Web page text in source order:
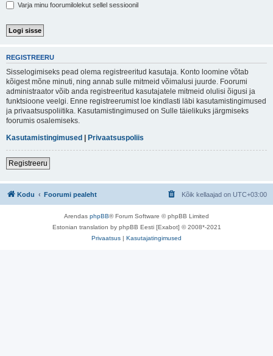
Varja minu foorumilolekut sellel sessioonil
REGISTREERU
Sisselogimiseks pead olema registreeritud kasutaja. Konto loomine võtab
kõigest mõne minuti, ning annab sulle mitmeid võimalusi juurde. Foorumi
administraator võib anda registreeritud kasutajatele mitmeid olulisi õigusi ja
funktsioone veelgi. Enne registreerumist loe kindlasti läbi kasutamistingimused
ja privaatsuspoliitika. Kasutamistingimused on Sulle täielikuks järgmiseks
foorumis osalemiseks.
Kasutamistingimused | Privaatsuspoliis
Registreeru
Kodu Foorumi pealeht Kõik kellaajad on UTC+03:00
Arendas phpBB® Forum Software © phpBB Limited
Estonian translation by phpBB Eesti [Exabot] © 2008*-2021
Privaatsus | Kasutajatingimused